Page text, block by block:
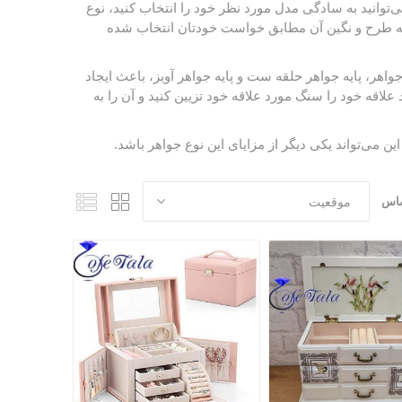
به سادگی مدل مورد نظر خود را انتخاب کنید، نوع
که طرح و نگین آن مطابق خواست خودتان انتخاب شده
، پایه جواهر حلقه ست و پایه جواهر آویز، باعث ایجاد
خود را سنگ مورد علاقه خود تزیین کنید و آن را به
می‌تواند یکی دیگر از مزایای این نوع جواهر باشد.